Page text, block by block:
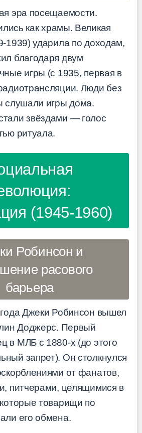
эра посещаемости.
как храмы. Великая
1939) ударила по доходам,
благодаря двум
игры (с 1935, первая в
Люди без
слушали игры дома.
звёздами — голос
ритуала.
(1945-1960)
Робинсон и
расового
барьера
Джеки Робинсон вышел
Доджерс. Первый
в МЛБ с 1880-х (до этого
запрет). Он столкнулся
от фанатов,
питчерами, целящимися в
товарищи по
его обмена.